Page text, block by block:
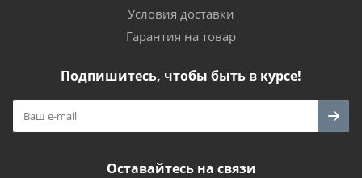
Условия доставки
Гарантия на товар
Подпишитесь, чтобы быть в курсе!
Оставайтесь на связи